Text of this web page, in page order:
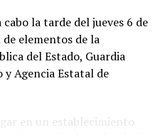
la tarde del jueves 6 de
elementos de la
del Estado, Guardia
Agencia Estatal de
en un establecimiento